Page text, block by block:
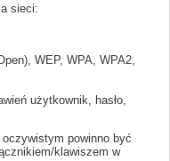
sieci:
WEP, WPA, WPA2,
użytkownik, hasło,
powinno być
klawiszem w